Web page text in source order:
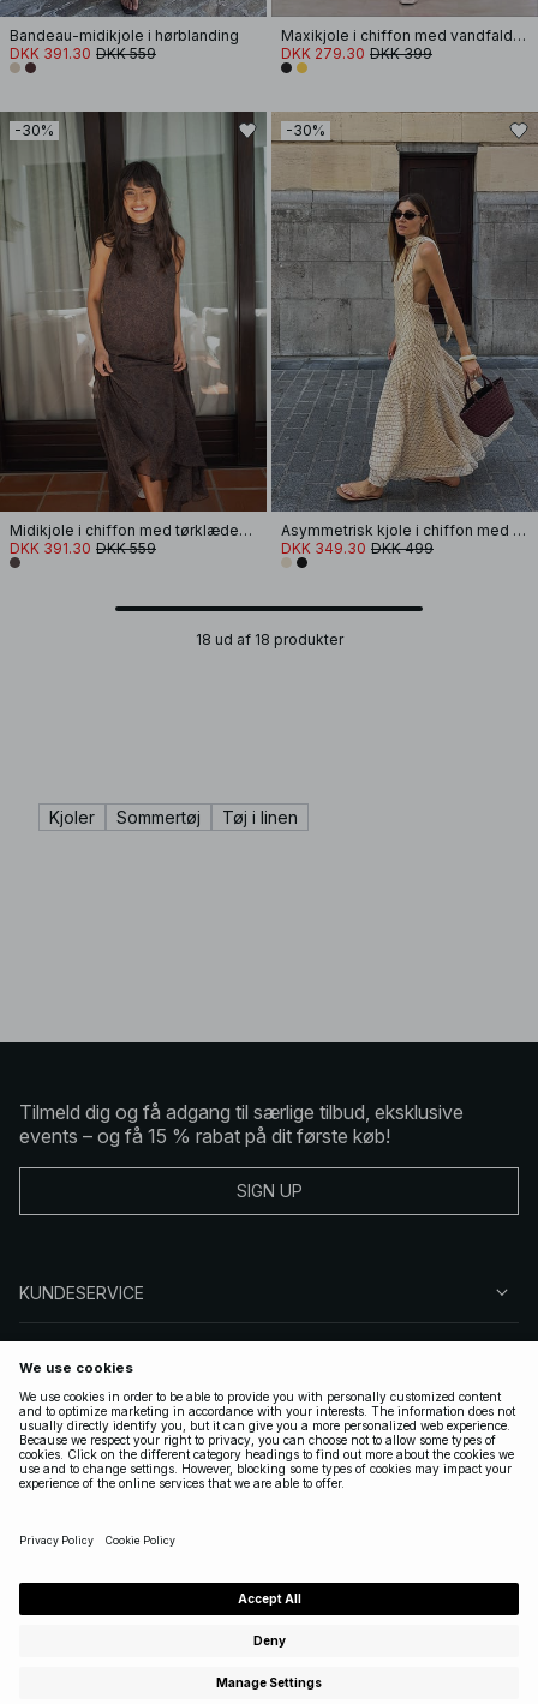
Bandeau-midikjole i hørblanding
DKK 391.30 DKK 559
Maxikjole i chiffon med vandfaldseffekt og tørklæde
DKK 279.30 DKK 399
-30%
Midikjole i chiffon med tørklædedetaljer
DKK 391.30 DKK 559
-30%
Asymmetrisk kjole i chiffon med halterneck
DKK 349.30 DKK 499
18 ud af 18 produkter
Kjoler Sommertøj Tøj i linen
Tilmeld dig og få adgang til særlige tilbud, eksklusive
events – og få 15 % rabat på dit første køb!
SIGN UP
KUNDESERVICE
FØLG OS
GYLDIGE